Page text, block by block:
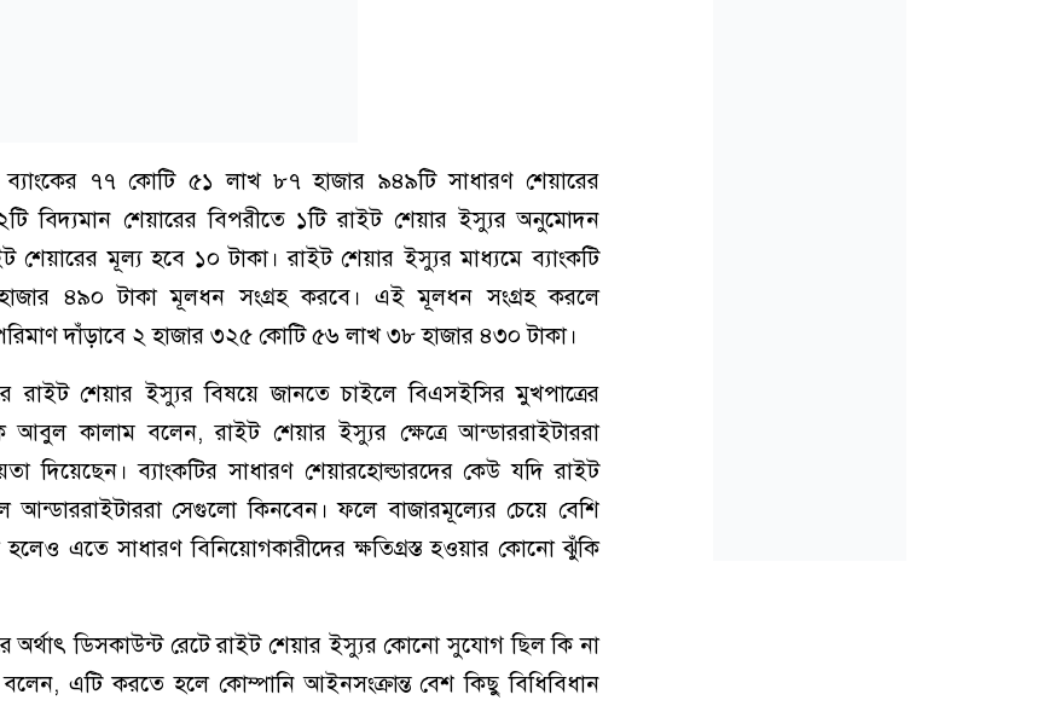
৭৭ কোটি ৫১ লাখ ৮৭ হাজার ৯৪৯টি সাধারণ শেয়ারের
বিদ্যমান শেয়ারের বিপরীতে ১টি রাইট শেয়ার ইস্যুর অনুমোদন
শেয়ারের মূল্য হবে ১০ টাকা। রাইট শেয়ার ইস্যুর মাধ্যমে ব্যাংকটি
৪৯০ টাকা মূলধন সংগ্রহ করবে। এই মূলধন সংগ্রহ করলে
দাঁড়াবে ২ হাজার ৩২৫ কোটি ৫৬ লাখ ৩৮ হাজার ৪৩০ টাকা।
রাইট শেয়ার ইস্যুর বিষয়ে জানতে চাইলে বিএসইসির মুখপাত্রের
আবুল কালাম বলেন, রাইট শেয়ার ইস্যুর ক্ষেত্রে আন্ডাররাইটাররা
দিয়েছেন। ব্যাংকটির সাধারণ শেয়ারহোল্ডারদের কেউ যদি রাইট
আন্ডাররাইটাররা সেগুলো কিনবেন। ফলে বাজারমূল্যের চেয়ে বেশি
এতে সাধারণ বিনিয়োগকারীদের ক্ষতিগ্রস্ত হওয়ার কোনো ঝুঁকি
অর্থাৎ ডিসকাউন্ট রেটে রাইট শেয়ার ইস্যুর কোনো সুযোগ ছিল কি না
এটি করতে হলে কোম্পানি আইনসংক্রান্ত বেশ কিছু বিধিবিধান